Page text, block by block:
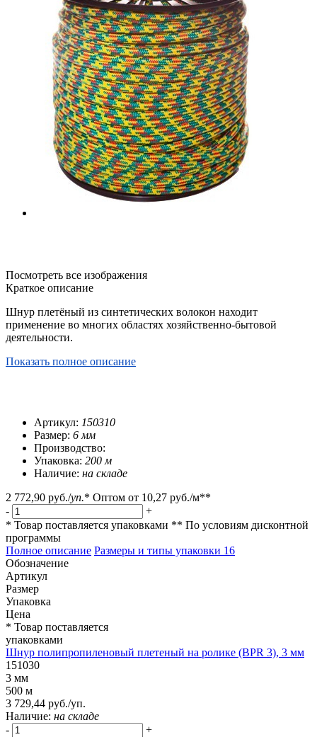
Посмотреть все изображения
Краткое описание
Шнур плетёный из синтетических волокон находит
применение во многих областях хозяйственно-бытовой
деятельности.
Показать полное описание
Артикул: 150310
Размер: 6 мм
Производство:
Упаковка: 200 м
Наличие: на складе
2 772,90 руб./уп.* Оптом от 10,27 руб./м**
-
+
* Товар поставляется упаковками ** По условиям дисконтной
программы
Полное описание Размеры и типы упаковки 16
Обозначение
Артикул
Размер
Упаковка
Цена
* Товар поставляется
упаковками
Шнур полипропиленовый плетеный на ролике (BPR 3), 3 мм
151030
3 мм
500 м
3 729,44 руб./уп.
Наличие: на складе
-
+